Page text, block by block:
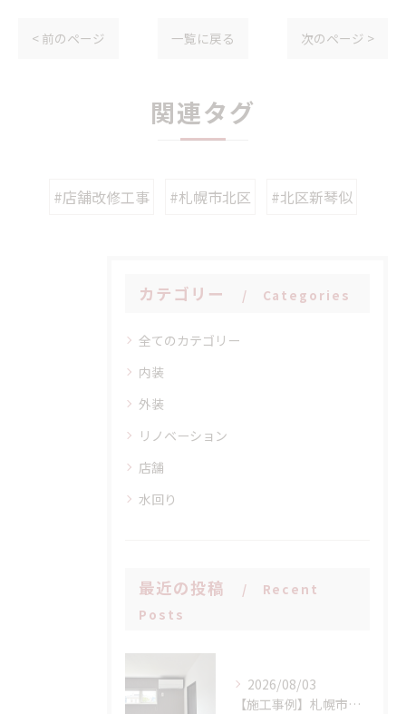
< 前のページ 一覧に戻る 次のページ >
関連タグ
#店舗改修工事 #札幌市北区 #北区新琴似
カテゴリー Categories
全てのカテゴリー
内装
外装
リノベーション
店舗
水回り
最近の投稿
Recent
Posts
2026/08/03
【施工事例】札幌市手稲区 N様邸 室外機設置場所に配慮したエアコン新設工事！